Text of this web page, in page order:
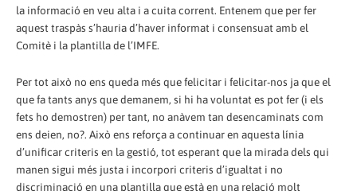
la informació en veu alta i a cuita corrent. Entenem que per fer
aquest traspàs s’hauria d’haver informat i consensuat amb el
Comitè i la plantilla de l’IMFE.
Per tot això no ens queda més que felicitar i felicitar-nos ja que el
que fa tants anys que demanem, si hi ha voluntat es pot fer (i els
fets ho demostren) per tant, no anàvem tan desencaminats com
ens deien, no?. Això ens reforça a continuar en aquesta línia
d’unificar criteris en la gestió, tot esperant que la mirada dels qui
manen sigui més justa i incorpori criteris d’igualtat i no
discriminació en una plantilla que està en una relació molt